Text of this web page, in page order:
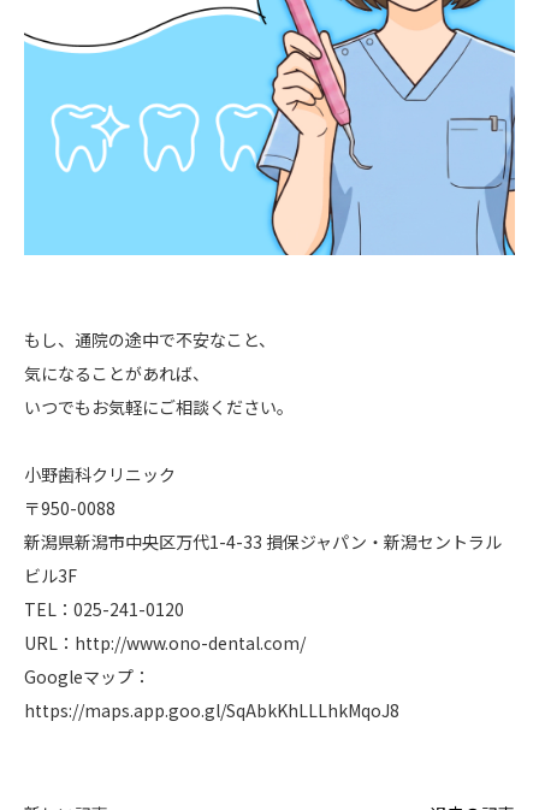
もし、通院の途中で不安なこと、
気になることがあれば、
いつでもお気軽にご相談ください。
小野歯科クリニック
〒950-0088
新潟県新潟市中央区万代1-4-33 損保ジャパン・新潟セントラル
ビル3F
TEL：025-241-0120
URL： http://www.ono-dental.com/
Googleマップ：
https://maps.app.goo.gl/SqAbkKhLLLhkMqoJ8